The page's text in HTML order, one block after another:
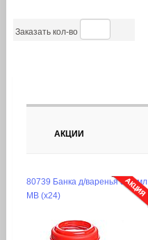
Заказать кол-во
АКЦИИ
80739 Банка д/варенья 320 мл
МВ (х24)